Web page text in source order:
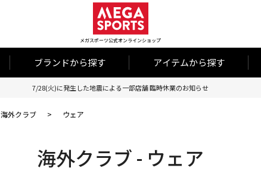
メガスポーツ公式オンラインショップ
ブランドから探す アイテムから探す
7/28(火)に発生した地震による一部店舗 臨時休業のお知らせ
海外クラブ > ウェア
海外クラブ - ウェア